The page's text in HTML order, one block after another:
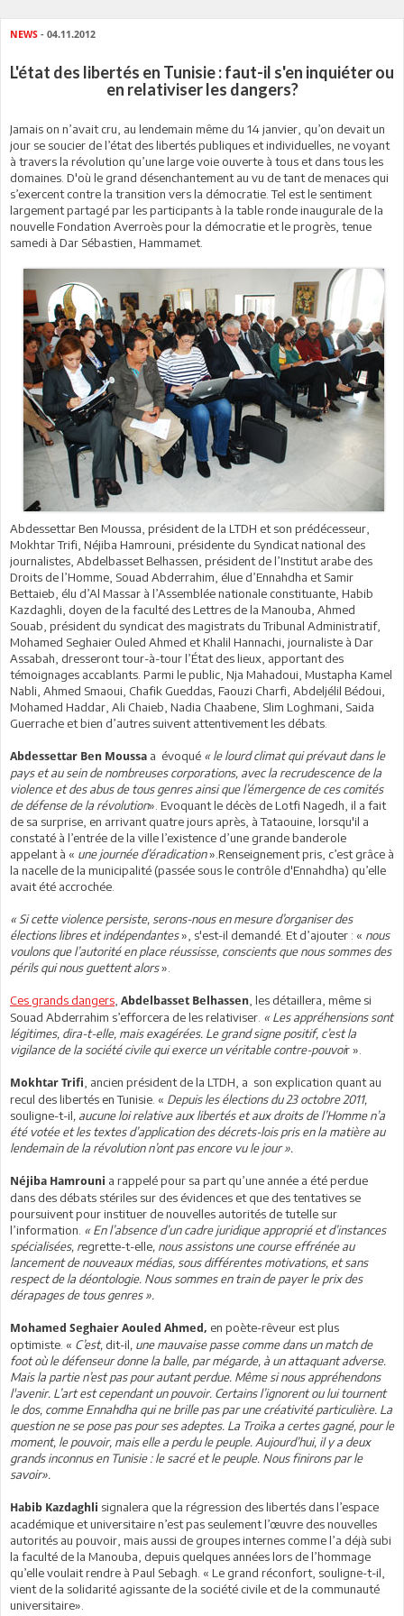
NEWS - 04.11.2012
L'état des libertés en Tunisie : faut-il s'en inquiéter ou
en relativiser les dangers?
Jamais on n’avait cru, au lendemain même du 14 janvier, qu’on devait un
jour se soucier de l’état des libertés publiques et individuelles, ne voyant
à travers la révolution qu’une large voie ouverte à tous et dans tous les
domaines. D'où le grand désenchantement au vu de tant de menaces qui
s’exercent contre la transition vers la démocratie. Tel est le sentiment
largement partagé par les participants à la table ronde inaugurale de la
nouvelle Fondation Averroès pour la démocratie et le progrès, tenue
samedi à Dar Sébastien, Hammamet.
Abdessettar Ben Moussa, président de la LTDH et son prédécesseur,
Mokhtar Trifi, Néjiba Hamrouni, présidente du Syndicat national des
journalistes, Abdelbasset Belhassen, président de l’Institut arabe des
Droits de l’Homme, Souad Abderrahim, élue d’Ennahdha et Samir
Bettaieb, élu d’Al Massar à l’Assemblée nationale constituante, Habib
Kazdaghli, doyen de la faculté des Lettres de la Manouba, Ahmed
Souab, président du syndicat des magistrats du Tribunal Administratif,
Mohamed Seghaier Ouled Ahmed et Khalil Hannachi, journaliste à Dar
Assabah, dresseront tour-à-tour l’État des lieux, apportant des
témoignages accablants. Parmi le public, Nja Mahadoui, Mustapha Kamel
Nabli, Ahmed Smaoui, Chafik Gueddas, Faouzi Charfi, Abdeljélil Bédoui,
Mohamed Haddar, Ali Chaieb, Nadia Chaabene, Slim Loghmani, Saida
Guerrache et bien d’autres suivent attentivement les débats.
Abdessettar Ben Moussa a évoqué « le lourd climat qui prévaut dans le
pays et au sein de nombreuses corporations, avec la recrudescence de la
violence et des abus de tous genres ainsi que l’émergence de ces comités
de défense de la révolution». Evoquant le décès de Lotfi Nagedh, il a fait
de sa surprise, en arrivant quatre jours après, à Tataouine, lorsqu'il a
constaté à l’entrée de la ville l’existence d’une grande banderole
appelant à « une journée d’éradication».Renseignement pris, c’est grâce à
la nacelle de la municipalité (passée sous le contrôle d'Ennahdha) qu’elle
avait été accrochée.
« Si cette violence persiste, serons-nous en mesure d’organiser des
élections libres et indépendantes», s'est-il demandé. Et d’ajouter : « nous
voulons que l’autorité en place réussisse, conscients que nous sommes des
périls qui nous guettent alors».
Ces grands dangers Abdelbasset Belhassen , les détaillera, même si
Souad Abderrahim s’efforcera de les relativiser. « Les appréhensions sont
légitimes, dira-t-elle, mais exagérées. Le grand signe positif, c’est la
vigilance de la société civile qui exerce un véritable contre-pouvoir ».
Mokhtar Trifi , ancien président de la LTDH, a son explication quant au
recul des libertés en Tunisie. « Depuis les élections du 23 octobre 2011,
souligne-t-il, aucune loi relative aux libertés et aux droits de l’Homme n’a
été votée et les textes d’application des décrets-lois pris en la matière au
lendemain de la révolution n’ont pas encore vu le jour ».
Néjiba Hamrouni a rappelé pour sa part qu’une année a été perdue
dans des débats stériles sur des évidences et que des tentatives se
poursuivent pour instituer de nouvelles autorités de tutelle sur
l’information. « En l’absence d’un cadre juridique approprié et d’instances
spécialisées, regrette-t-elle, nous assistons une course effrénée au
lancement de nouveaux médias, sous différentes motivations, et sans
respect de la déontologie. Nous sommes en train de payer le prix des
dérapages de tous genres ».
Mohamed Seghaier Aouled Ahmed, en poète-rêveur est plus
optimiste. « C’est, dit-il, une mauvaise passe comme dans un match de
foot où le défenseur donne la balle, par mégarde, à un attaquant adverse.
Mais la partie n’est pas pour autant perdue. Même si nous appréhendons
l'avenir. L’art est cependant un pouvoir. Certains l’ignorent ou lui tournent
le dos, comme Ennahdha qui ne brille pas par une créativité particulière. La
question ne se pose pas pour ses adeptes. La Troïka a certes gagné, pour le
moment, le pouvoir, mais elle a perdu le peuple. Aujourd’hui, il y a deux
grands inconnus en Tunisie : le sacré et le peuple. Nous finirons par le
savoir».
Habib Kazdaghli signalera que la régression des libertés dans l’espace
académique et universitaire n’est pas seulement l’œuvre des nouvelles
autorités au pouvoir, mais aussi de groupes internes comme l’a déjà subi
la faculté de la Manouba, depuis quelques années lors de l’hommage
qu’elle voulait rendre à Paul Sebagh. « Le grand réconfort, souligne-t-il,
vient de la solidarité agissante de la société civile et de la communauté
universitaire».